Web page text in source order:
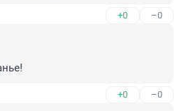
+0 –0
+0 –0